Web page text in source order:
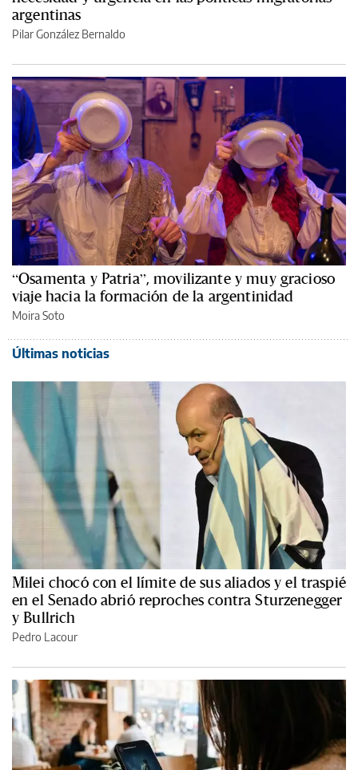
argentinas
Pilar González Bernaldo
“Osamenta y Patria”, movilizante y muy gracioso
viaje hacia la formación de la argentinidad
Moira Soto
Últimas noticias
Milei chocó con el límite de sus aliados y el traspié
en el Senado abrió reproches contra Sturzenegger
y Bullrich
Pedro Lacour